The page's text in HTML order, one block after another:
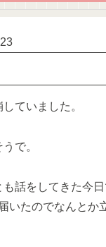
ていました。
で。
話をしてきた今
いたのでなんとか